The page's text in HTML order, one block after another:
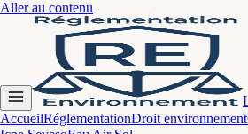
Aller au contenu
AccueilRéglementationDroit environnement